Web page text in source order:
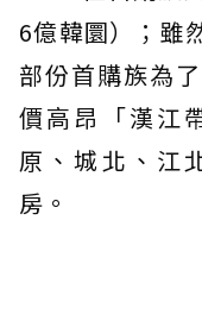
6億韓圜）；雖
部份首購族為
價高昂「漢江
原、城北、江
房。